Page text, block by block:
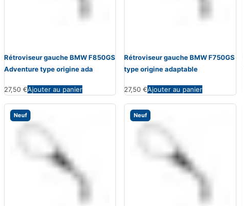
Rétroviseur gauche BMW F850GS
Adventure type origine ada
27,50 €Ajouter au panier
Rétroviseur gauche BMW F750GS
type origine adaptable
27,50€Ajouter au panier
Neuf Neuf